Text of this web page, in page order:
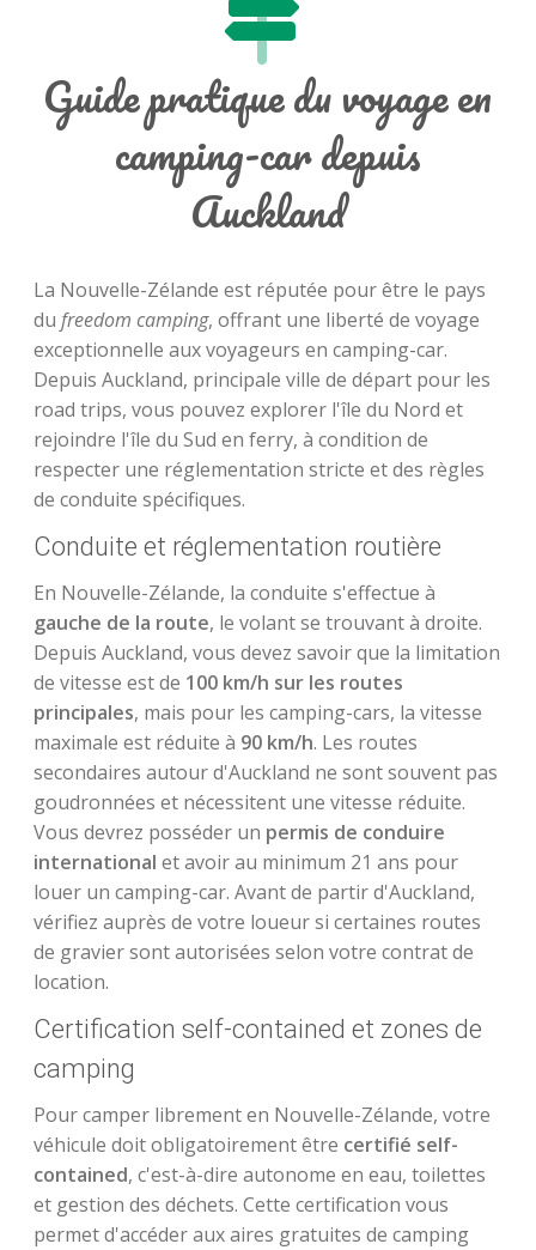
Guide pratique du voyage en
camping-car depuis
Auckland
La Nouvelle-Zélande est réputée pour être le pays
dufreedom camping, offrant une liberté de voyage
exceptionnelle aux voyageurs en camping-car.
Depuis Auckland, principale ville de départ pour les
road trips, vous pouvez explorer l'île du Nord et
rejoindre l'île du Sud en ferry, à condition de
respecter une réglementation stricte et des règles
de conduite spécifiques.
Conduite et réglementation routière
En Nouvelle-Zélande, la conduite s'effectue à
gauche de la route, le volant se trouvant à droite.
Depuis Auckland, vous devez savoir que la limitation
de vitesse est de 100 km/h sur les routes
principales, mais pour les camping-cars, la vitesse
maximale est réduite à 90 km/h. Les routes
secondaires autour d'Auckland ne sont souvent pas
goudronnées et nécessitent une vitesse réduite.
Vous devrez posséder un permis de conduire
international et avoir au minimum 21 ans pour
louer un camping-car. Avant de partir d'Auckland,
vérifiez auprès de votre loueur si certaines routes
de gravier sont autorisées selon votre contrat de
location.
Certification self-contained et zones de
camping
Pour camper librement en Nouvelle-Zélande, votre
véhicule doit obligatoirement être certifié self-
contained, c'est-à-dire autonome en eau, toilettes
et gestion des déchets. Cette certification vous
permet d'accéder aux aires gratuites de camping